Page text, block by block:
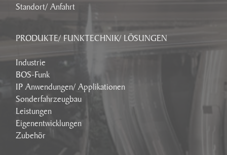
Standort/ Anfahrt
PRODUKTE/ FUNKTECHNIK/ LÖSUNGEN
Industrie
BOS-Funk
IP Anwendungen/ Applikationen
Sonderfahrzeugbau
Leistungen
Eigenentwicklungen
Zubehör